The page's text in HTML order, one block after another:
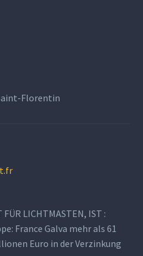
Florentin
FÜR LICHTMASTEN, IST :
France Galva mehr als 61
Euro in der Verzinkung